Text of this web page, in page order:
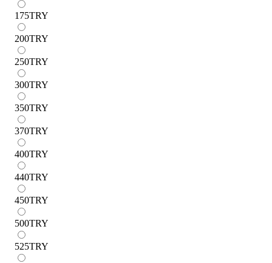
175TRY
200TRY
250TRY
300TRY
350TRY
370TRY
400TRY
440TRY
450TRY
500TRY
525TRY